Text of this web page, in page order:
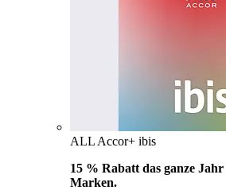
ALL Accor+ ibis
15 % Rabatt das ganze Jahr
Marken.